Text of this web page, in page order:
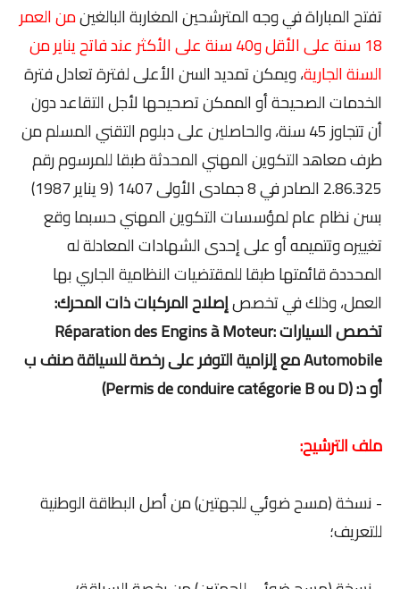
تفتح المباراة في وجه المترشحين المغاربة البالغينمن العمر
18 سنة على الأقل و40 سنة على الأكثر عند فاتح يناير من
السنة الجارية، ويمكن تمديد السن الأعلى لفترة تعادل فترة
الخدمات الصحيحة أو الممكن تصحيحها لأجل التقاعد دون
أن تتجاوز 45 سنة، والحاصلين على دبلوم التقني المسلم من
طرف معاهد التكوين المهني المحدثة طبقا للمرسوم رقم
2.86.325 الصادر في 8 جمادى الأولى 1407 (9 يناير 1987)
بسن نظام عام لمؤسسات التكوين المهني حسبما وقع
تغييره وتتميمه أو على إحدى الشهادات المعادلة له
المحددة قائمتها طبقا للمقتضيات النظامية الجاري بها
العمل، وذلك في تخصصإصلاح المركبات ذات المحرك:
تخصص السيارات Réparation des Engins à Moteur:
Automobile مع إلزامية التوفر على رخصة للسياقة صنف ب
أو د: (Permis de conduire catégorie B ou D)
ملف الترشيح:
- نسخة (مسح ضوئي للجهتين) من أصل البطاقة الوطنية
للتعريف؛